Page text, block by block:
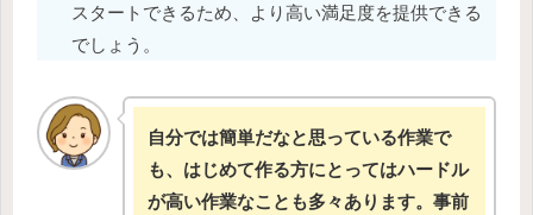
スタートできるため、より高い満足度を提供できる
でしょう。
自分では簡単だなと思っている作業で
も、はじめて作る方にとってはハードル
が高い作業なことも多々あります。事前